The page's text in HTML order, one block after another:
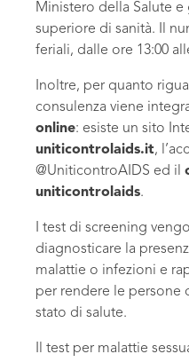
Ministero della Salute
superiore di sanità. Il
feriali, dalle ore 13:00
Inoltre, per quanto
consulenza viene
online: esiste un sito
uniticontrolaids.it,
@UniticontroAIDS ed il
uniticontrolaids.
I test di screening
diagnosticare la
malattie o infezioni e
per rendere le persone
stato di salute.
Il test per malattie